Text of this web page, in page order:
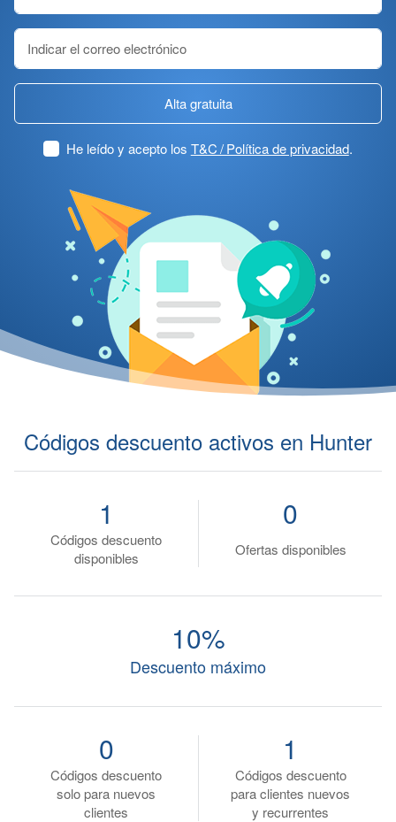
Alta gratuita
He leído y acepto los T&C / Política de privacidad.
Códigos descuento activos en Hunter
Códigos descuento
disponibles
1
Ofertas disponibles
0
Descuento máximo
10%
Códigos descuento
solo para nuevos
clientes
0
Códigos descuento
para clientes nuevos
y recurrentes
1